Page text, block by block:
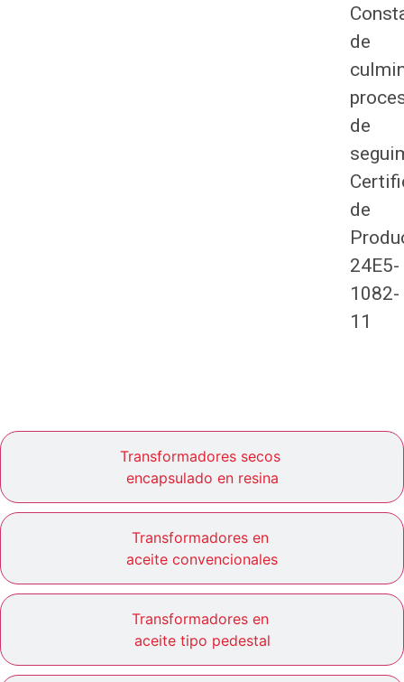
Transformadores secos
encapsulado en resina
Transformadores en
aceite convencionales
Transformadores en
aceite tipo pedestal
de
de
de
24E5-
1082-
11